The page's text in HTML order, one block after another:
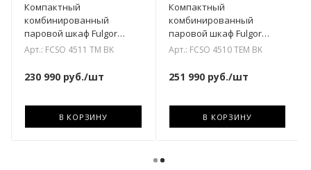
Компактный
комбинированный
паровой шкаф Fulgor
Milano FCSO 4511 TM BK
Арт.: FCSO 4511 TM BK
230 990 руб./шт
В КОРЗИНУ
Компактный
комбинированный
паровой шкаф Fulgor
Milano FCSO 4510 TEM BK
Арт.: FCSO 4510 TEM BK
251 990руб./шт
В КОРЗИНУ